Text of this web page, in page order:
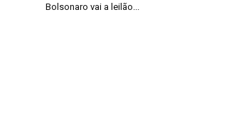
Bolsonaro vai a leilão...